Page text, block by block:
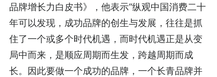
品牌增长力白皮书》，他表示“纵观中国消费二十
年可以发现，成功品牌的创生与发展，往往是抓
住了一个或多个时代机遇，而时代机遇正是从变
局中而来，是顺应周期而生发，跨越周期而成
长。因此要做一个成功的品牌，一个长青品牌并